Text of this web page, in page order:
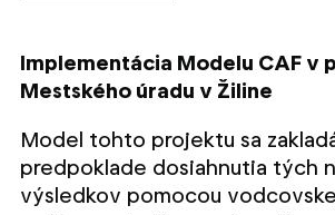
Implementácia Modelu CAF v
Mestského úradu v Žiline
Model tohto projektu sa
predpoklade dosiahnutia tých
výsledkov pomocou